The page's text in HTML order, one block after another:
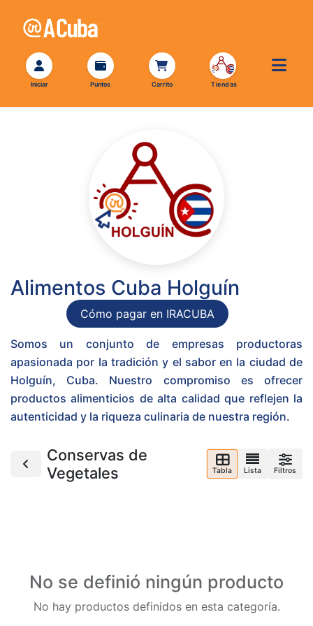
Alimentos Cuba Holguín
Cómo pagar en IRACUBA
Somos un conjunto de empresas productoras
apasionada por la tradición y el sabor en la ciudad de
Holguín, Cuba. Nuestro compromiso es ofrecer
productos alimenticios de alta calidad que reflejen la
autenticidad y la riqueza culinaria de nuestra región.
Conservas de
Vegetales
Tabla Lista Filtros
No se definió ningún producto
No hay productos definidos en esta categoría.